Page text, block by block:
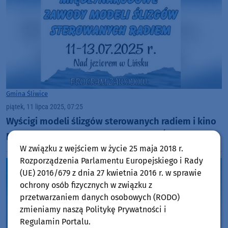
Gmina Śliwice
piątek, 11 lipca 2025, 07:25
Wyścigi modeli ślizgów sterowanych radiem i kino
plenerowe - to atrakcje weekendu w Śliwicach
W związku z wejściem w życie 25 maja 2018 r.
Rozporządzenia Parlamentu Europejskiego i Rady
(UE) 2016/679 z dnia 27 kwietnia 2016 r. w sprawie
ochrony osób fizycznych w związku z
przetwarzaniem danych osobowych (RODO)
zmieniamy naszą Politykę Prywatności i
Regulamin Portalu.